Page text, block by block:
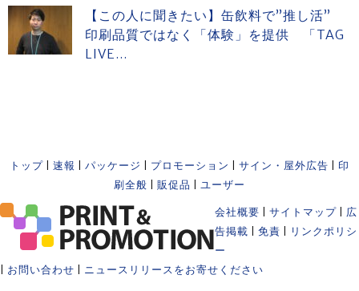
【この人に聞きたい】缶飲料で”推し活”
印刷品質ではなく「体験」を提供 「TAG
LIVE...
トップ 速報 パッケージ プロモーション サイン・屋外広告
印
刷全般
販促品 ユーザー
会社概要 サイトマップ
広
告掲載
免責
リンクポリシ
ー
お問い合わせ ニュースリリースをお寄せください